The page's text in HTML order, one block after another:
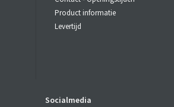
Product informatie
Levertijd
Socialmedia